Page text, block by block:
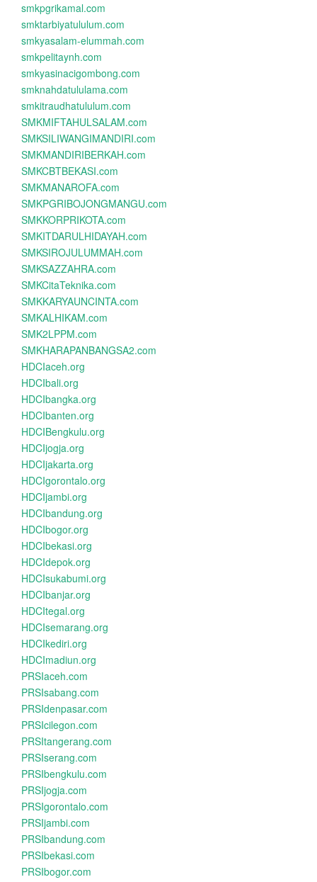
smkpgrikamal.com
smktarbiyatululum.com
smkyasalam-elummah.com
smkpelitaynh.com
smkyasinacigombong.com
smknahdatululama.com
smkitraudhatululum.com
SMKMIFTAHULSALAM.com
SMKSILIWANGIMANDIRI.com
SMKMANDIRIBERKAH.com
SMKCBTBEKASI.com
SMKMANAROFA.com
SMKPGRIBOJONGMANGU.com
SMKKORPRIKOTA.com
SMKITDARULHIDAYAH.com
SMKSIROJULUMMAH.com
SMKSAZZAHRA.com
SMKCitaTeknika.com
SMKKARYAUNCINTA.com
SMKALHIKAM.com
SMK2LPPM.com
SMKHARAPANBANGSA2.com
HDCIaceh.org
HDCIbali.org
HDCIbangka.org
HDCIbanten.org
HDCIBengkulu.org
HDCIjogja.org
HDCIjakarta.org
HDCIgorontalo.org
HDCIjambi.org
HDCIbandung.org
HDCIbogor.org
HDCIbekasi.org
HDCIdepok.org
HDCIsukabumi.org
HDCIbanjar.org
HDCItegal.org
HDCIsemarang.org
HDCIkediri.org
HDCImadiun.org
PRSIaceh.com
PRSIsabang.com
PRSIdenpasar.com
PRSIcilegon.com
PRSItangerang.com
PRSIserang.com
PRSIbengkulu.com
PRSIjogja.com
PRSIgorontalo.com
PRSIjambi.com
PRSIbandung.com
PRSIbekasi.com
PRSIbogor.com